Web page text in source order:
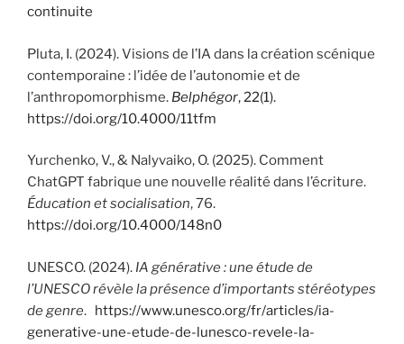
continuite
Pluta, I. (2024). Visions de l’IA dans la création scénique
contemporaine : l’idée de l’autonomie et de
l’anthropomorphisme. Belphégor, 22(1).
https://doi.org/10.4000/11tfm
Yurchenko, V., & Nalyvaiko, O. (2025). Comment
ChatGPT fabrique une nouvelle réalité dans l’écriture.
Éducation et socialisation, 76.
https://doi.org/10.4000/148n0
UNESCO. (2024). IA générative : une étude de
l’UNESCO révèle la présence d’importants stéréotypes
de genre. https://www.unesco.org/fr/articles/ia-
generative-une-etude-de-lunesco-revele-la-